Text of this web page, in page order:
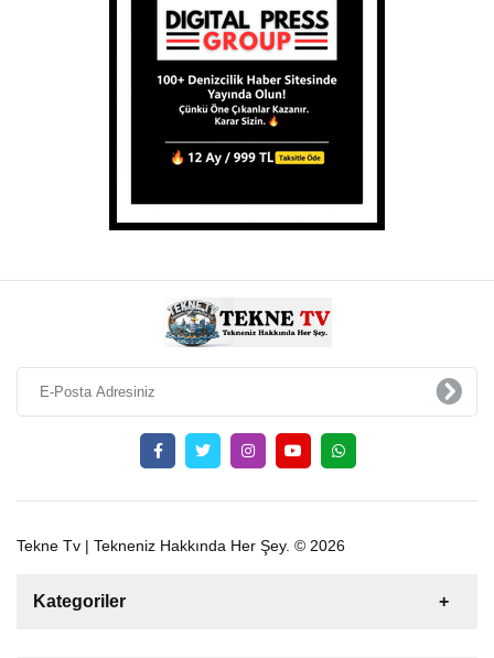
Tekne Tv | Tekneniz Hakkında Her Şey. © 2026
Kategoriler